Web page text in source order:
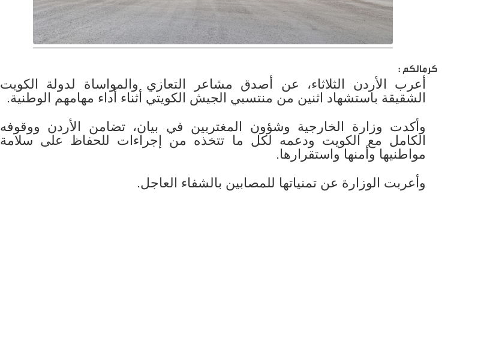
كرمالكم :
أعرب الأردن الثلاثاء، عن أصدق مشاعر التعازي والمواساة لدولة الكويت
الشقيقة باستشهاد اثنين من منتسبي الجيش الكويتي أثناء أداء مهامهم الوطنية.
وأكدت وزارة الخارجية وشؤون المغتربين في بيان، تضامن الأردن ووقوفه
الكامل مع الكويت ودعمه لكل ما تتخذه من إجراءات للحفاظ على سلامة
مواطنيها وأمنها واستقرارها.
وأعربت الوزارة عن تمنياتها للمصابين بالشفاء العاجل.